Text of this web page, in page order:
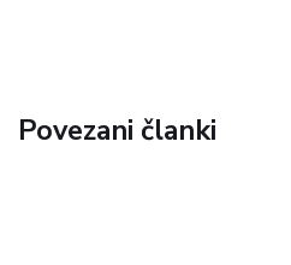
Povezani članki